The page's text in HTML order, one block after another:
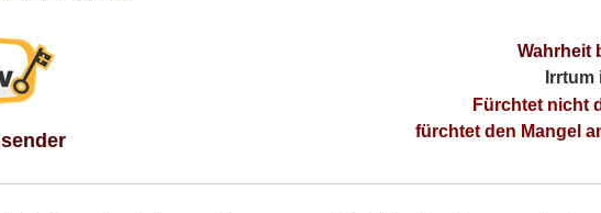
Wahrheit
Fürchtet nicht
fürchtet den Mangel